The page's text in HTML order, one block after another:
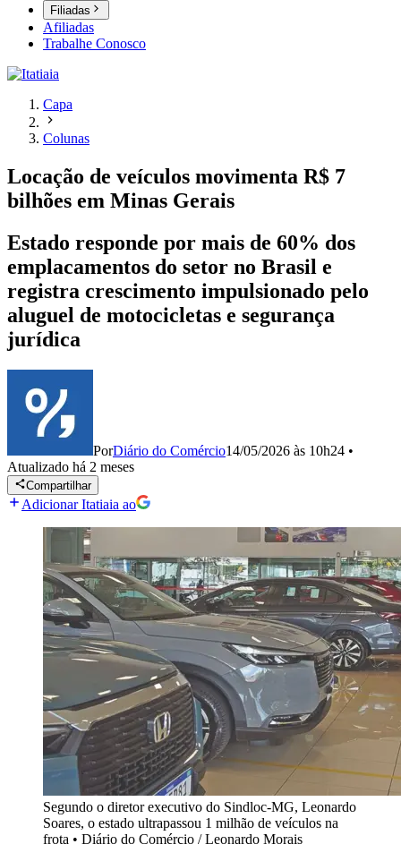
Filiadas
Afiliadas
Trabalhe Conosco
Capa
Colunas
Locação de veículos movimenta R$ 7
bilhões em Minas Gerais
Estado responde por mais de 60% dos
emplacamentos do setor no Brasil e
registra crescimento impulsionado pelo
aluguel de motocicletas e segurança
jurídica
PorDiário do Comércio14/05/2026 às 10h24 •
Atualizado há 2 meses
Compartilhar
Adicionar Itatiaia ao
Segundo o diretor executivo do Sindloc-MG, Leonardo
Soares, o estado ultrapassou 1 milhão de veículos na
frota • Diário do Comércio / Leonardo Morais